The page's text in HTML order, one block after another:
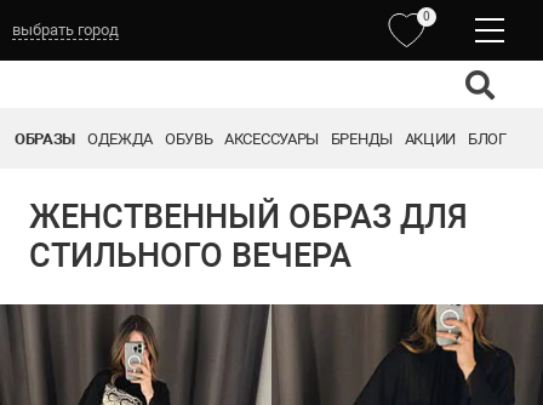
выбрать город
0
ОБРАЗЫ ОДЕЖДА ОБУВЬ АКСЕССУАРЫ БРЕНДЫ АКЦИИ БЛОГ
ЖЕНСТВЕННЫЙ ОБРАЗ ДЛЯ
СТИЛЬНОГО ВЕЧЕРА